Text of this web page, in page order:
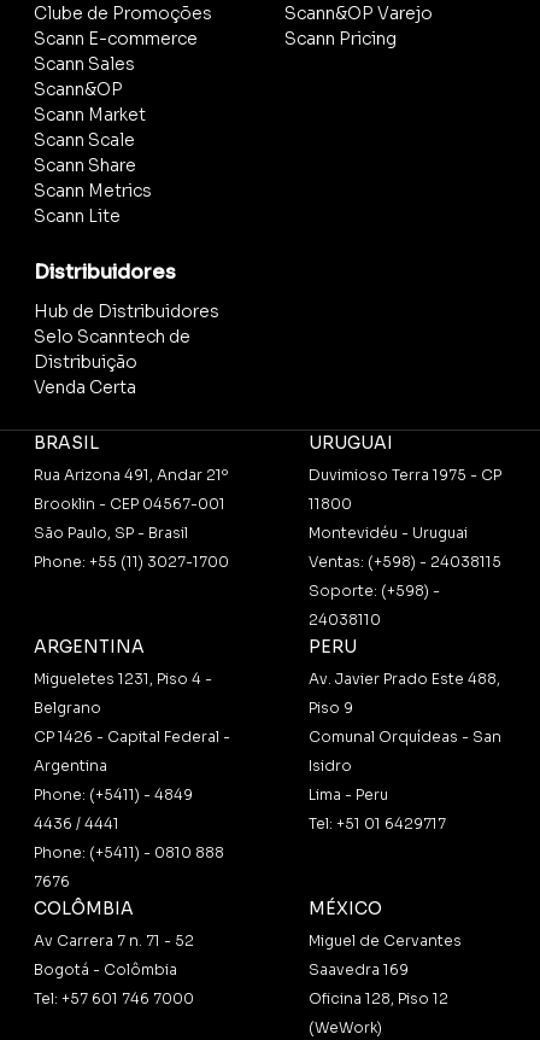
Clube de Promoções
Scann E-commerce
Scann Sales
Scann&OP
Scann Market
Scann Scale
Scann Share
Scann Metrics
Scann Lite
Scann&OP Varejo
Scann Pricing
Distribuidores
Hub de Distribuidores
Selo Scanntech de
Distribuição
Venda Certa
BRASIL
Rua Arizona 491, Andar 21º
Brooklin - CEP 04567-001
São Paulo, SP - Brasil
Phone: +55 (11) 3027-1700
URUGUAI
Duvimioso Terra 1975 - CP
11800
Montevidéu - Uruguai
Ventas: (+598) - 24038115
Soporte: (+598) -
24038110
ARGENTINA
Migueletes 1231, Piso 4 -
Belgrano
CP 1426 - Capital Federal -
Argentina
Phone: (+5411) - 4849
4436 / 4441
Phone: (+5411) - 0810 888
7676
PERU
Av. Javier Prado Este 488,
Piso 9
Comunal Orquídeas - San
Isidro
Lima - Peru
Tel: +51 01 6429717
COLÔMBIA
Av Carrera 7 n. 71 - 52
Bogotá - Colômbia
Tel: +57 601 746 7000
MÉXICO
Miguel de Cervantes
Saavedra 169
Oficina 128, Piso 12
(WeWork)